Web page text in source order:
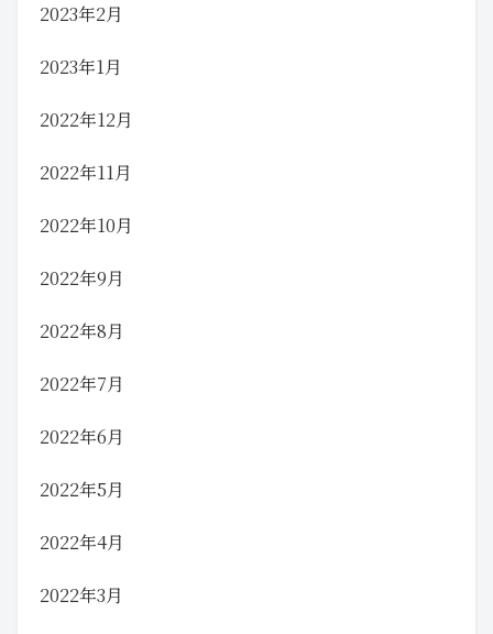
2023年2月
2023年1月
2022年12月
2022年11月
2022年10月
2022年9月
2022年8月
2022年7月
2022年6月
2022年5月
2022年4月
2022年3月